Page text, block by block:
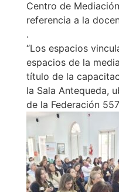
Centro de
referencia a la
.
“Los espacios
espacios de la
título de la
la Sala Antequeda,
de la Federación